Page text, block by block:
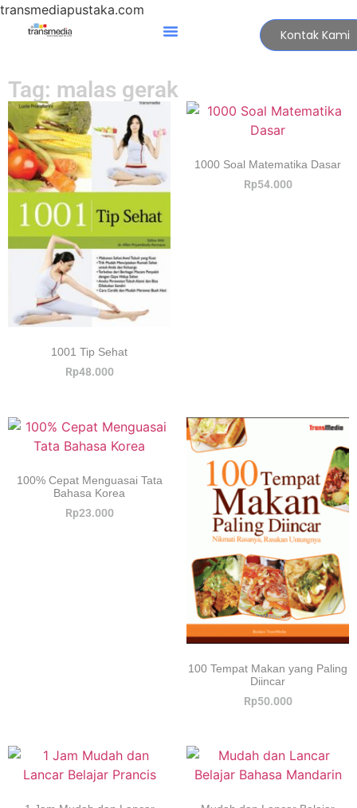
transmediapustaka.com
Kontak Kami
Tag: malas gerak
1001 Tip Sehat
Rp48.000
1000 Soal Matematika Dasar
Rp54.000
100% Cepat Menguasai Tata
Bahasa Korea
Rp23.000
100 Tempat Makan yang Paling
Diincar
Rp50.000